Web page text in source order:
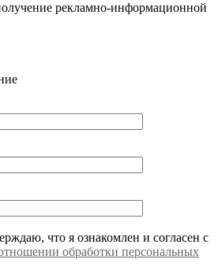
рекламно-информационной
что я ознакомлен и согласен с
обработки персональных